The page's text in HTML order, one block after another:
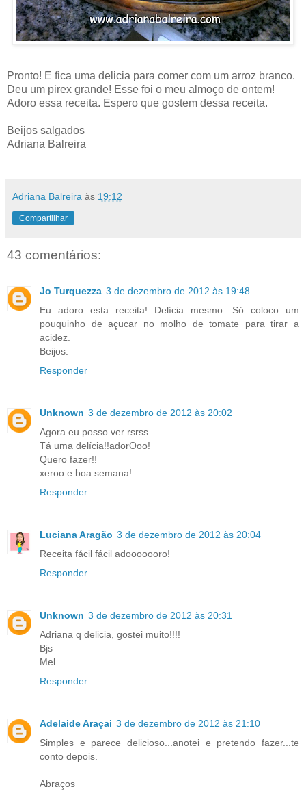
Pronto! E fica uma delicia para comer com um arroz branco.
Deu um pirex grande! Esse foi o meu almoço de ontem!
Adoro essa receita. Espero que gostem dessa receita.
Beijos salgados
Adriana Balreira
Adriana Balreira às 19:12
Compartilhar
43 comentários:
Jo Turquezza 3 de dezembro de 2012 às 19:48
Eu adoro esta receita! Delícia mesmo. Só coloco um
pouquinho de açucar no molho de tomate para tirar a
acidez.
Beijos.
Responder
Unknown 3 de dezembro de 2012 às 20:02
Agora eu posso ver rsrss
Tá uma delícia!!adorOoo!
Quero fazer!!
xeroo e boa semana!
Responder
Luciana Aragão 3 de dezembro de 2012 às 20:04
Receita fácil fácil adooooooro!
Responder
Unknown 3 de dezembro de 2012 às 20:31
Adriana q delicia, gostei muito!!!!
Bjs
Mel
Responder
Adelaide Araçai 3 de dezembro de 2012 às 21:10
Simples e parece delicioso...anotei e pretendo fazer...te
conto depois.
Abraços